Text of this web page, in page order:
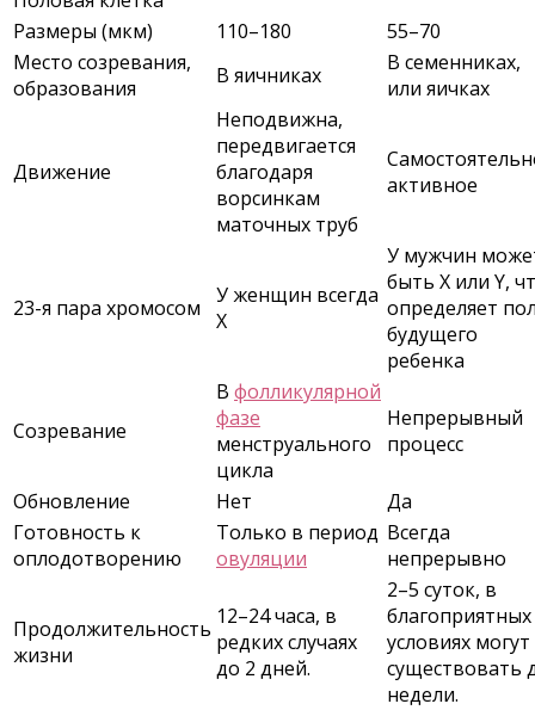
Размеры (мкм)
110–180
55–70
Место созревания,
образования
В яичниках
В семенниках,
или яичках
Движение
Неподвижна,
передвигается
благодаря
ворсинкам
маточных труб
активное
23-я пара хромосом
У женщин всегда
X
У мужчин
быть X или Y,
определяет
будущего
ребенка
Созревание
В фолликулярной
фазе
менструального
цикла
Непрерывный
процесс
Обновление Нет
Да
Готовность к
оплодотворению
Только в период
овуляции
Всегда
непрерывно
Продолжительность
жизни
12–24 часа, в
редких случаях
до 2 дней.
2–5 суток, в
благоприятных
условиях могут
существовать
недели.